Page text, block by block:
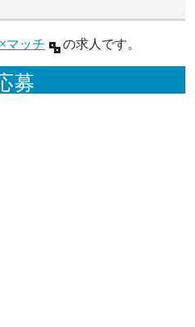
マッチ の求人です。
募